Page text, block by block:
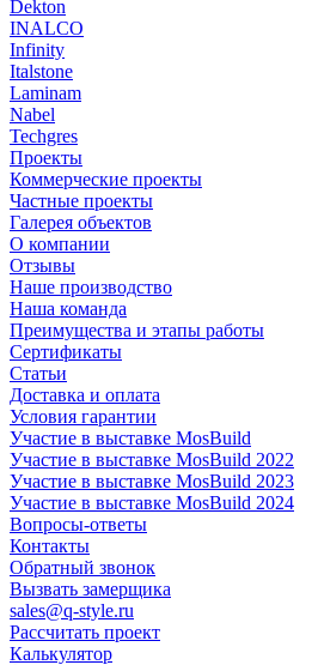
Dekton
INALCO
Infinity
Italstone
Laminam
Nabel
Techgres
Проекты
Коммерческие проекты
Частные проекты
Галерея объектов
О компании
Отзывы
Наше производство
Наша команда
Преимущества и этапы работы
Сертификаты
Статьи
Доставка и оплата
Условия гарантии
Участие в выставке MosBuild
Участие в выставке MosBuild 2022
Участие в выставке MosBuild 2023
Участие в выставке MosBuild 2024
Вопросы-ответы
Контакты
Обратный звонок
Вызвать замерщика
sales@q-style.ru
Рассчитать проект
Калькулятор